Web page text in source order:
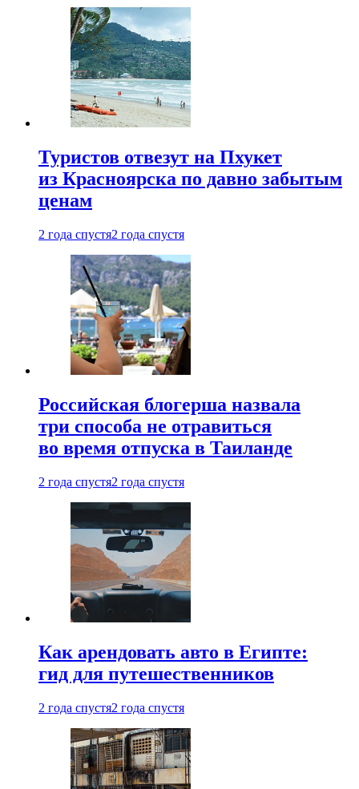
Туристов отвезут на Пхукет
из Красноярска по давно забытым
ценам
2 года спустя2 года спустя
Российская блогерша назвала
три способа не отравиться
во время отпуска в Таиланде
2 года спустя2 года спустя
Как арендовать авто в Египте:
гид для путешественников
2 года спустя2 года спустя